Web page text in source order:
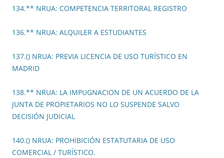
134.** NRUA: COMPETENCIA TERRITORAL REGISTRO
136.** NRUA: ALQUILER A ESTUDIANTES
137.() NRUA: PREVIA LICENCIA DE USO TURÍSTICO EN
MADRID
138.** NRUA: LA IMPUGNACION DE UN ACUERDO DE LA
JUNTA DE PROPIETARIOS NO LO SUSPENDE SALVO
DECISIÓN JUDICIAL
140.() NRUA: PROHIBICIÓN ESTATUTARIA DE USO
COMERCIAL / TURÍSTICO.